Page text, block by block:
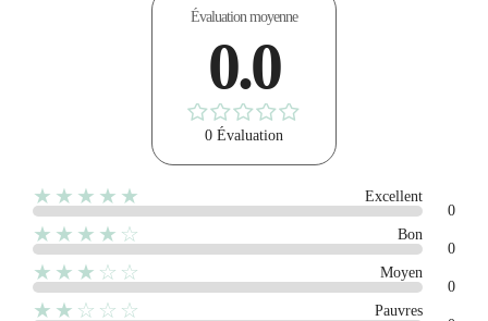
Évaluation moyenne
0.0
0 Évaluation
★★★★★
Excellent
0
★★★★☆
Bon
0
★★★☆☆
Moyen
0
★★☆☆☆
Pauvres